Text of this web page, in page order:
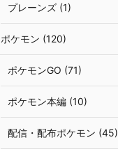
プレーンズ (1)
ポケモン (120)
ポケモンGO (71)
ポケモン本編 (10)
配信・配布ポケモン (45)